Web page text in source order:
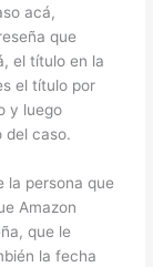
acá,
que
el título en la
el título por
y luego
del caso.
la persona que
Amazon
que le
la fecha